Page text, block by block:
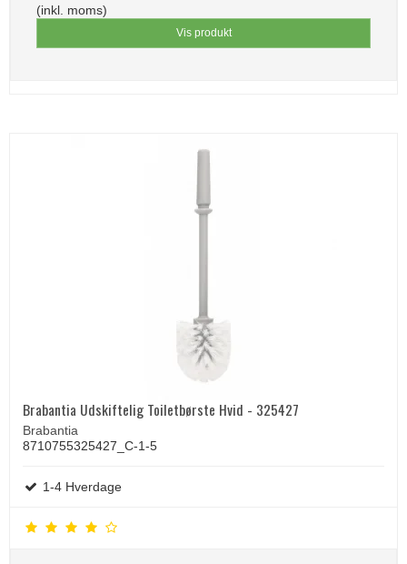
(inkl. moms)
Vis produkt
Brabantia Udskiftelig Toiletbørste Hvid - 325427
Brabantia
8710755325427_C-1-5
1-4 Hverdage